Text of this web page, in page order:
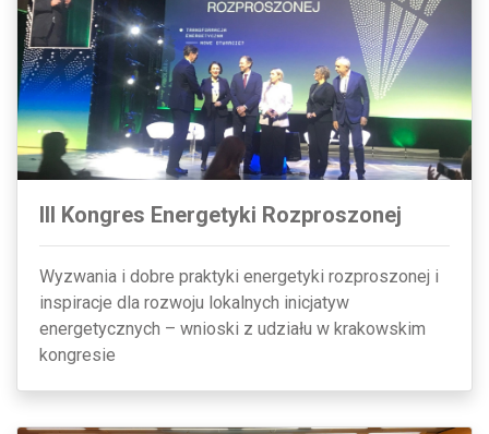
III Kongres Energetyki Rozproszonej
Wyzwania i dobre praktyki energetyki rozproszonej i
inspiracje dla rozwoju lokalnych inicjatyw
energetycznych – wnioski z udziału w krakowskim
kongresie